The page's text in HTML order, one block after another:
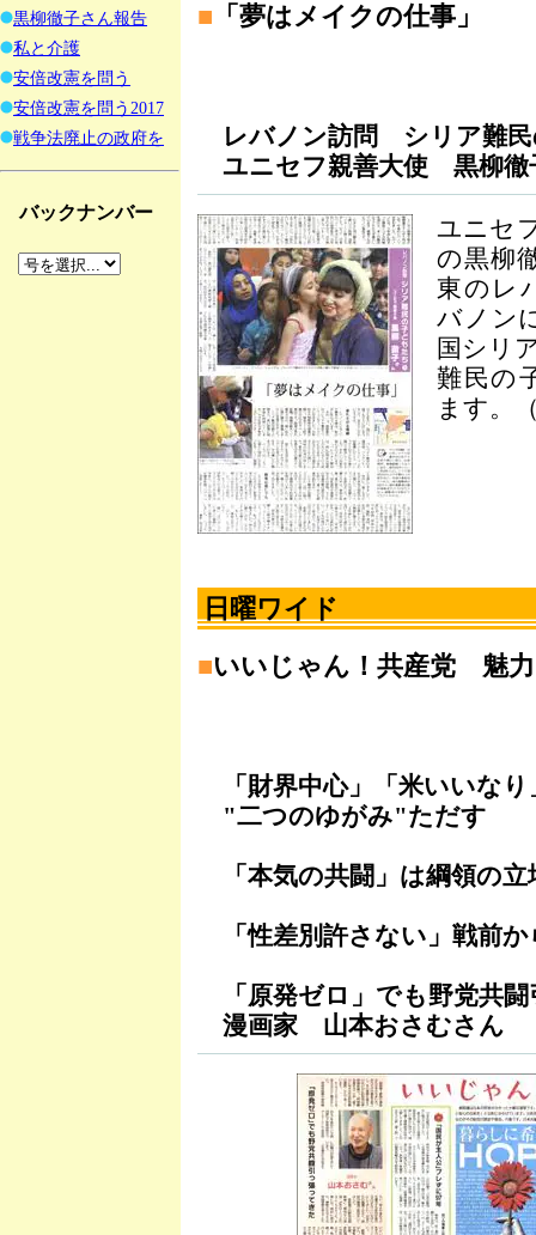
黒柳徹子さん報告
私と介護
安倍改憲を問う
安倍改憲を問う2017
戦争法廃止の政府を
バックナンバー
■ 「夢はメイクの仕事」
レバノン訪問 シリア難
ユニセフ親善大使 黒柳徹
ユニセ
の黒柳
東のレ
バノン
国シリ
難民の
ます。
日曜ワイド
■いいじゃん！共産党 魅
「財界中心」「米いいなり
"二つのゆがみ"ただす
「本気の共闘」は綱領の立
「性差別許さない」戦前か
「原発ゼロ」でも野党共闘
漫画家 山本おさむさん